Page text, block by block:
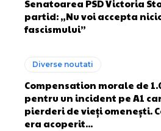
Senatoarea PSD Victoria
partid: „Nu voi accepta
fascismului”
Diverse noutati
Compensation morale de
pentru un incident pe A1
pierderi de vieți omenești.
era acoperit...